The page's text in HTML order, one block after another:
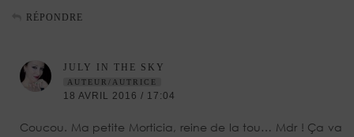
RÉPONDRE
JULY IN THE SKY
AUTEUR/AUTRICE
18 AVRIL 2016 / 17:04
Coucou. Ma petite Morticia, reine de la tou… Mdr ! Ça va